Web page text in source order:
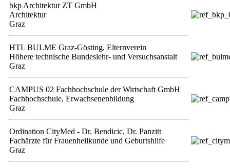
bkp Architektur ZT GmbH
Architektur
Graz
HTL BULME Graz-Gösting, Elternverein
Höhere technische Bundeslehr- und Versuchsanstalt
Graz
CAMPUS 02 Fachhochschule der Wirtschaft GmbH
Fachhochschule, Erwachsenenbildung
Graz
Ordination CityMed - Dr. Bendicic, Dr. Panzitt
Fachärzte für Frauenheilkunde und Geburtshilfe
Graz